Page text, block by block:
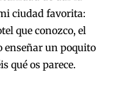
ciudad favorita:
que conozco, el
enseñar un poquito
qué os parece.